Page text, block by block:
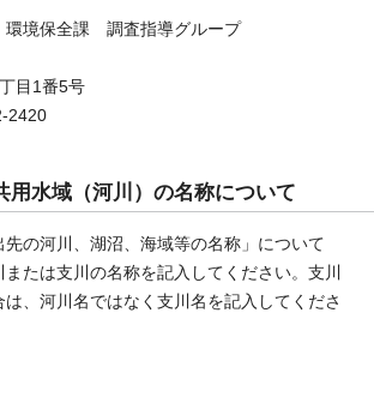
境保全課 調査指導グループ
丁目1番5号
2420
用水域（河川）の名称について
先の河川、湖沼、海域等の名称」について
たは支川の名称を記入してください。支川
、河川名ではなく支川名を記入してくださ